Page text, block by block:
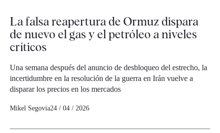
La falsa reapertura de Ormuz dispara
de nuevo el gas y el petróleo a niveles
críticos
Una semana después del anuncio de desbloqueo del estrecho, la
incertidumbre en la resolución de la guerra en Irán vuelve a
disparar los precios en los mercados
Mikel Segovia24 / 04 / 2026